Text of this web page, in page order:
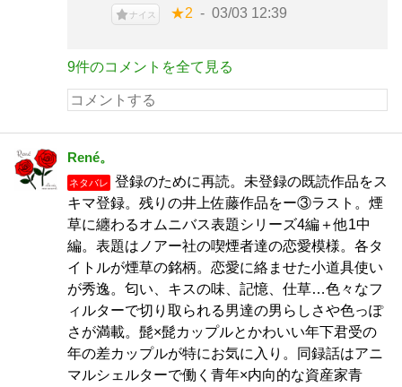
ナイス ★2 03/03 12:39
9件のコメントを全て見る
René。
ネタバレ
登録のために再読。未登録の既読作品をス
キマ登録。残りの井上佐藤作品をー③ラスト。煙
草に纏わるオムニバス表題シリーズ4編＋他1中
編。表題はノアー社の喫煙者達の恋愛模様。各タ
イトルが煙草の銘柄。恋愛に絡ませた小道具使い
が秀逸。匂い、キスの味、記憶、仕草…色々なフ
ィルターで切り取られる男達の男らしさや色っぽ
さが満載。髭×髭カップルとかわいい年下君受の
年の差カップルが特にお気に入り。同録話はアニ
マルシェルターで働く青年×内向的な資産家青